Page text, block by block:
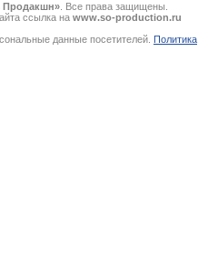
Продакшн» . Все права защищены.
ссылка на www.so-production.ru
данные посетителей. Политика